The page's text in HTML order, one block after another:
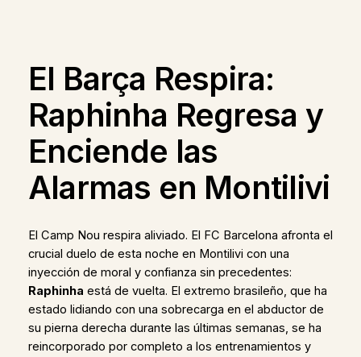
El Barça Respira:
Raphinha Regresa y
Enciende las
Alarmas en Montilivi
El Camp Nou respira aliviado. El FC Barcelona afronta el
crucial duelo de esta noche en Montilivi con una
inyección de moral y confianza sin precedentes:
Raphinha está de vuelta. El extremo brasileño, que ha
estado lidiando con una sobrecarga en el abductor de
su pierna derecha durante las últimas semanas, se ha
reincorporado por completo a los entrenamientos y